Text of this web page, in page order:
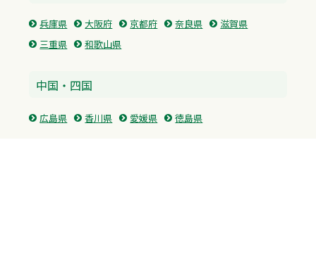
兵庫県 大阪府 京都府 奈良県
滋賀県
三重県
和歌山県
中国・四国
広島県 香川県 愛媛県 徳島県